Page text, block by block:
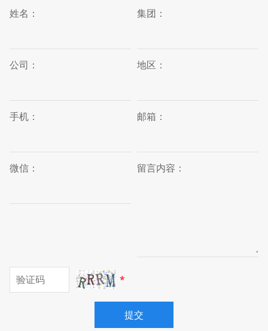
姓名： 集团：
公司： 地区：
手机： 邮箱：
微信： 留言内容：
*
提交